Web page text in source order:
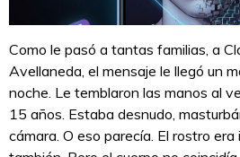
Como le pasó a tantas familias, a
Avellaneda, el mensaje le llegó un
noche. Le temblaron las manos al
15 años. Estaba desnudo,
cámara. O eso parecía. El rostro